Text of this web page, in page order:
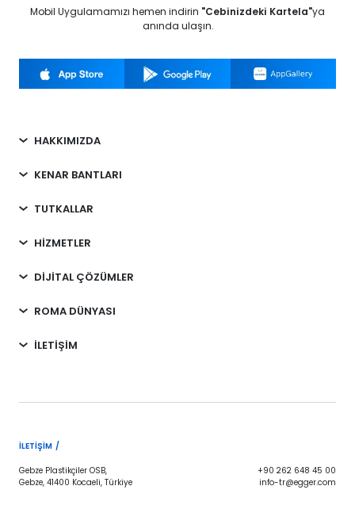
Mobil Uygulamamızı hemen indirin "Cebinizdeki Kartela"ya
anında ulaşın.
HAKKIMIZDA
KENAR BANTLARI
TUTKALLAR
HİZMETLER
DİJİTAL ÇÖZÜMLER
ROMA DÜNYASI
İLETİŞİM
İLETIŞIM /
Gebze Plastikçiler OSB,
Gebze, 41400 Kocaeli, Türkiye
+90 262 648 45 00
info-tr@egger.com